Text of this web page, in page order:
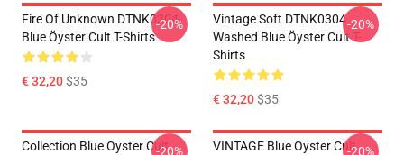
Fire Of Unknown DTNK0304
Blue Öyster Cult T-Shirts
€ 32,20$35
-20%
Vintage Soft DTNK0304
Washed Blue Öyster Cult T-
Shirts
€ 32,20$35
-20%
Collection Blue Oyster Cult-20%
VINTAGE Blue Oyster Cult-20%